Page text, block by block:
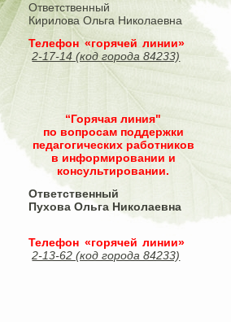
Ответственный
Кирилова Ольга Николаевна
Телефон «горячей линии»
2-17-14 (код города 84233)
“Горячая линия"
по вопросам поддержки
педагогических работников
в информировании и
консультировании.
Ответственный
Пухова Ольга Николаевна
Телефон «горячей линии»
2-13-62 (код города 84233)